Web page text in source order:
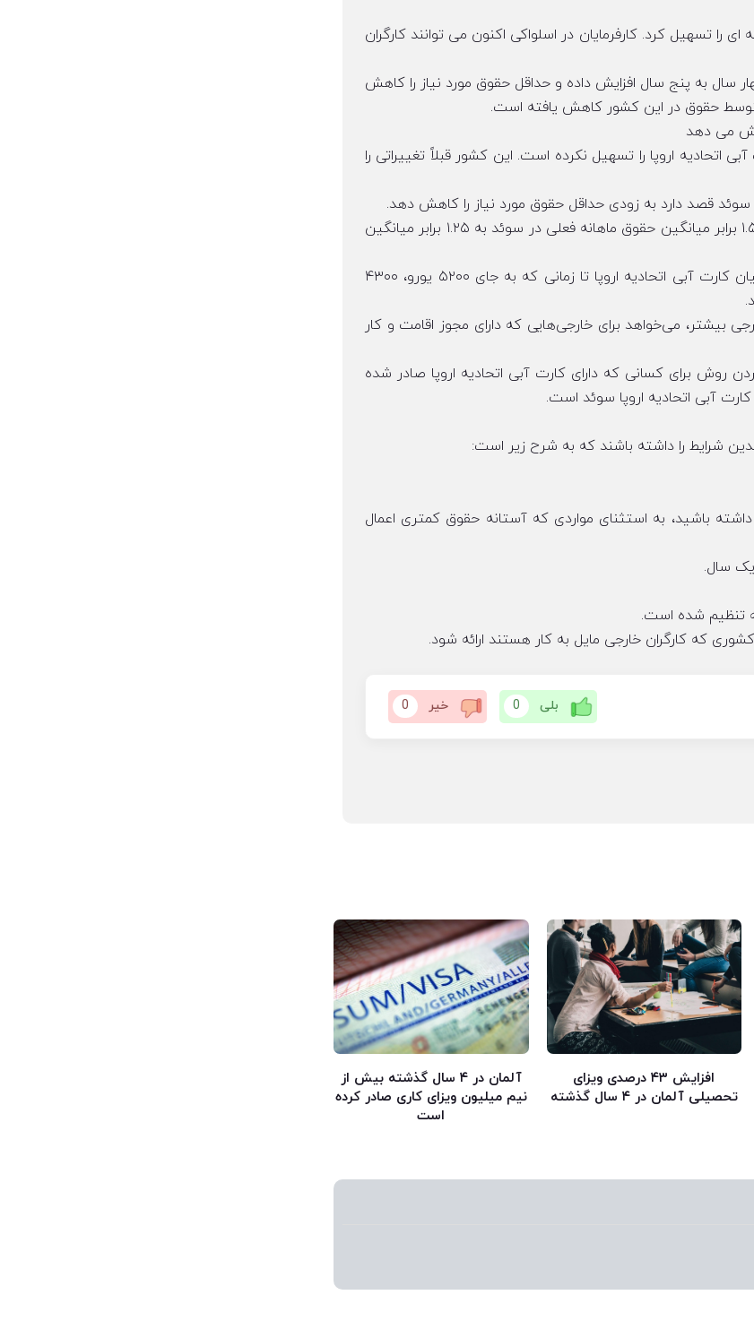
حرفه ای را تسهیل کرد. کارفرمایان در اسلواکی اکنون می توانند کارگران
سال به پنج سال افزایش داده و حداقل حقوق مورد نیاز را کاهش
می دهد
اتحادیه اروپا را تسهیل نکرده است. این کشور قبلاً تغییراتی را
سوئد قصد دارد به زودی حداقل حقوق مورد نیاز را کاهش دهد.
سوئد می خواهد آستانه حقوق برای واجد شرایط بودن کارت را از ۱.۵ برابر میانگین حقوق ماهانه فعلی در سوئد به ۱.۲۵ برابر میانگین
این به این معنی است که به محض اجرای قوانین جدید، متقاضیان کارت آبی اتحادیه اروپا تا زمانی که به جای ۵۲۰۰ یورو، ۴۳۰۰
بیشتر، می‌خواهد برای خارجی‌هایی که دارای مجوز اقامت و کار
روش برای کسانی که دارای کارت آبی اتحادیه اروپا صادر شده
آبی اتحادیه اروپا سوئد است.
شرایط را داشته باشند که به شرح زیر است:
باشید، به استثنای مواردی که آستانه حقوق کمتری اعمال
یک سال.
تنظیم شده است.
که کارگران خارجی مایل به کار هستند ارائه شود.
بلی 0 خیر 0
افزایش ۴۳ درصدی ویزای
تحصیلی آلمان در ۴ سال گذشته
آلمان در ۴ سال گذشته بیش از
نیم میلیون ویزای کاری صادر کرده
است